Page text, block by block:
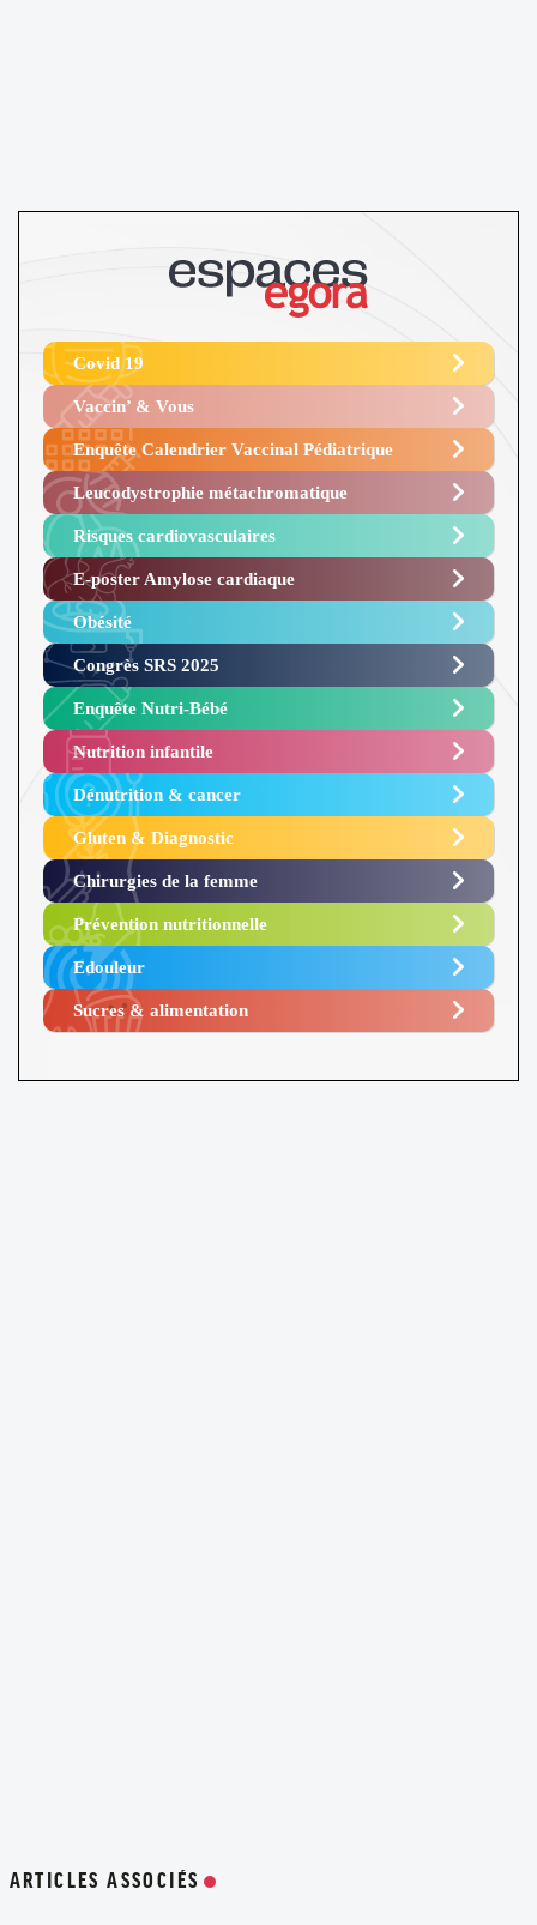
Covid 19
Vaccin’ & Vous
Enquête Calendrier Vaccinal Pédiatrique
Leucodystrophie métachromatique
Risques cardiovasculaires
E-poster Amylose cardiaque ​
Obésité ​
Congrès SRS 2025 ​
Enquête Nutri-Bébé ​
Nutrition infantile
Dénutrition & cancer
Gluten & Diagnostic
Chirurgies de la femme
Prévention nutritionnelle
Edouleur​
Sucres & alimentation​
ARTICLES ASSOCIÉS